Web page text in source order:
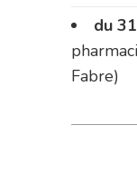
du
Fabre)